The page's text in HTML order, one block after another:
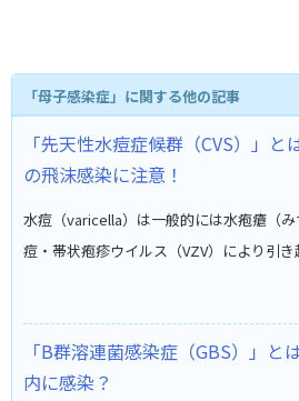
「母子感染症」に関する他の記事
「先天性水痘症候群（CVS）」
の飛沫感染に注意！
水痘（varicella）は一般的には水疱瘡（
痘・帯状疱疹ウイルス（VZV）により引き
「B群溶連菌感染症（GBS）」と
内に感染？